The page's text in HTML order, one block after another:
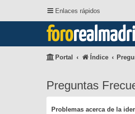
Enlaces rápidos
foro
Portal Índice
Preguntas
Problemas acerca de la